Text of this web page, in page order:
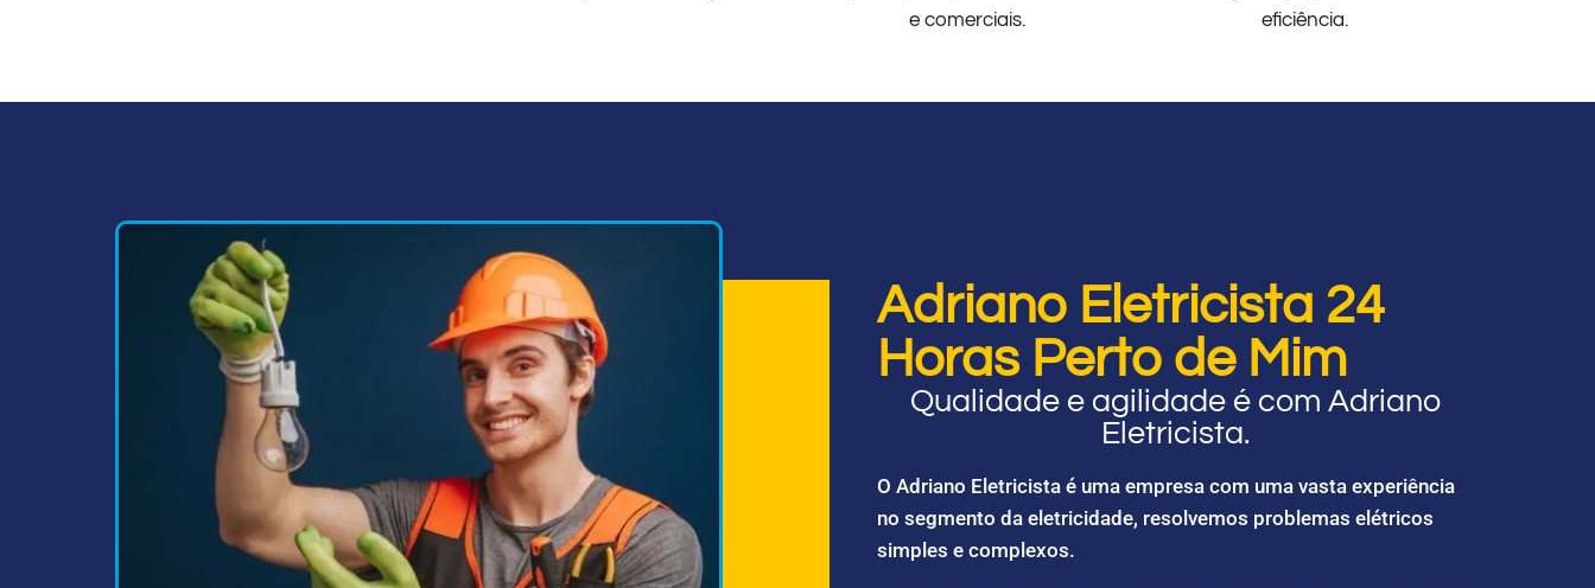
e comerciais.
eficiência.
Adriano Eletricista 24
Horas Perto de Mim
Qualidade e agilidade é com Adriano
Eletricista.
O Adriano Eletricista é uma empresa com uma vasta experiência
no segmento da eletricidade, resolvemos problemas elétricos
simples e complexos.